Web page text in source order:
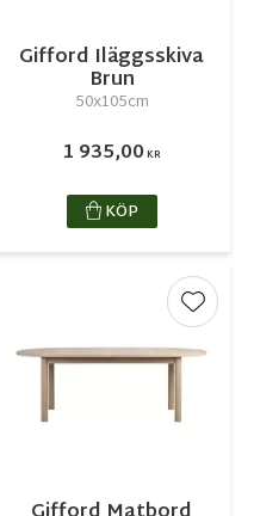
Gifford Iläggsskiva
Brun
50x105cm
1 935,00KR
KÖP
i favoriter Lägg